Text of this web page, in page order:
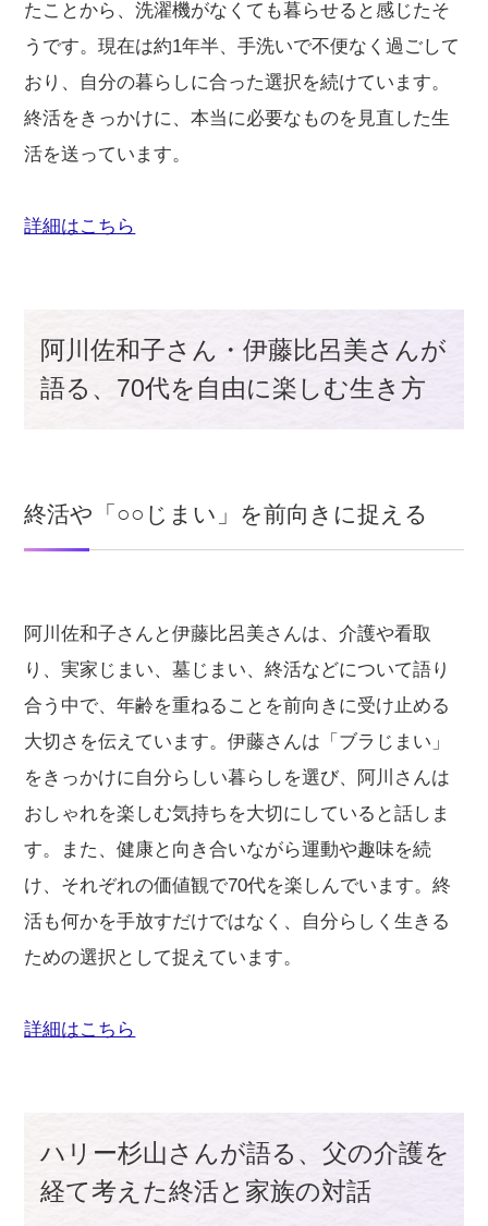
たことから、洗濯機がなくても暮らせると感じたそ
うです。現在は約1年半、手洗いで不便なく過ごして
おり、自分の暮らしに合った選択を続けています。
終活をきっかけに、本当に必要なものを見直した生
活を送っています。
詳細はこちら
阿川佐和子さん・伊藤比呂美さんが
語る、70代を自由に楽しむ生き方
終活や「○○じまい」を前向きに捉える
阿川佐和子さんと伊藤比呂美さんは、介護や看取
り、実家じまい、墓じまい、終活などについて語り
合う中で、年齢を重ねることを前向きに受け止める
大切さを伝えています。伊藤さんは「ブラじまい」
をきっかけに自分らしい暮らしを選び、阿川さんは
おしゃれを楽しむ気持ちを大切にしていると話しま
す。また、健康と向き合いながら運動や趣味を続
け、それぞれの価値観で70代を楽しんでいます。終
活も何かを手放すだけではなく、自分らしく生きる
ための選択として捉えています。
詳細はこちら
ハリー杉山さんが語る、父の介護を
経て考えた終活と家族の対話